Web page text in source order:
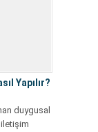
Yapılır?
duygusal
iletişim